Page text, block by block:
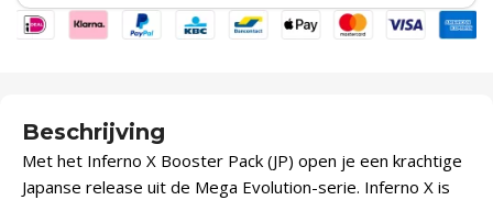
Beschrijving
Met het Inferno X Booster Pack (JP) open je een krachtige
Japanse release uit de Mega Evolution-serie. Inferno X is